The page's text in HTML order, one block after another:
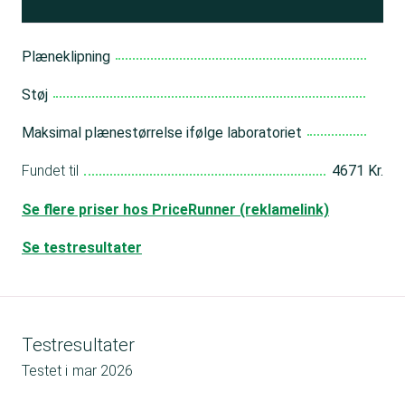
Plæneklipning
Støj
Maksimal plænestørrelse ifølge laboratoriet
Fundet til 4671 Kr.
Se flere priser hos PriceRunner (reklamelink)
Se testresultater
Testresultater
Testet i mar 2026